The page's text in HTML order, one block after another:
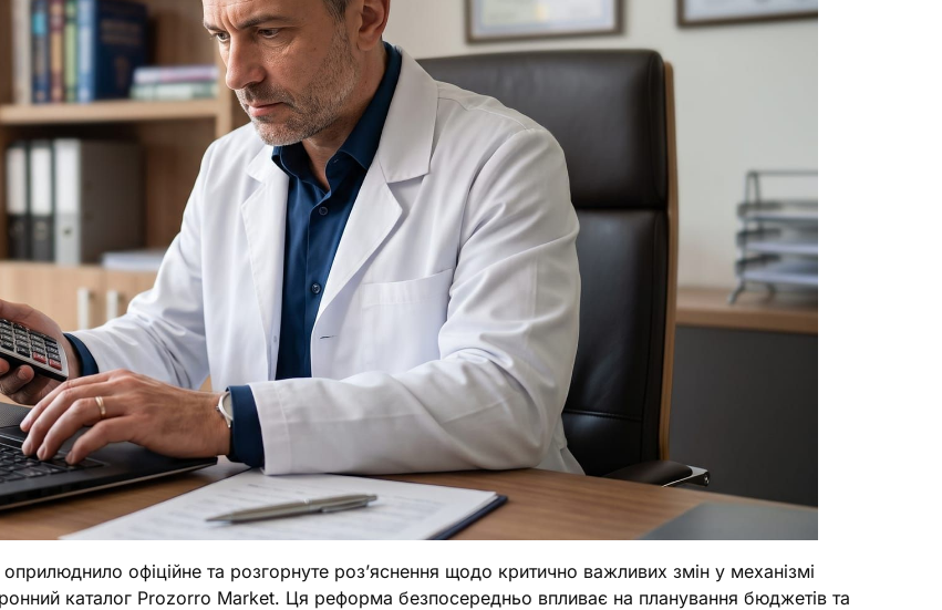
офіційне та розгорнуте роз’яснення щодо критично важливих змін у механізмі
каталог Prozorro Market. Ця реформа безпосередньо впливає на планування бюджетів та